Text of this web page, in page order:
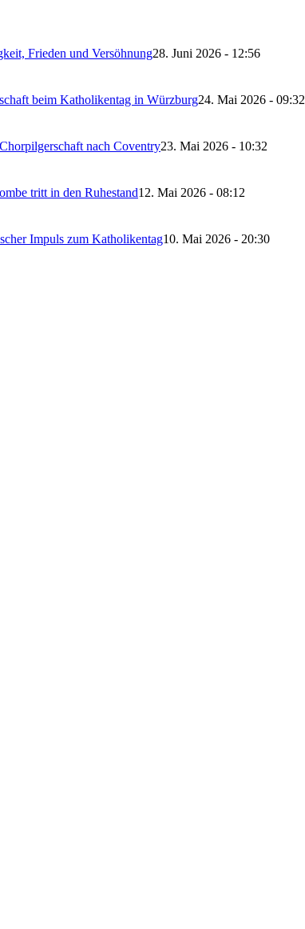
Frieden und Versöhnung28. Juni 2026 - 12:56
beim Katholikentag in Würzburg24. Mai 2026 - 09:32
nach Coventry23. Mai 2026 - 10:32
tritt in den Ruhestand12. Mai 2026 - 08:12
Impuls zum Katholikentag10. Mai 2026 - 20:30